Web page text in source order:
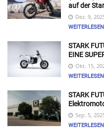
auf der
Dez. 9,
WEITERLESEN
STARK
EINE
Okt. 15,
WEITERLESEN
STARK
Sep. 5,
WEITERLESEN